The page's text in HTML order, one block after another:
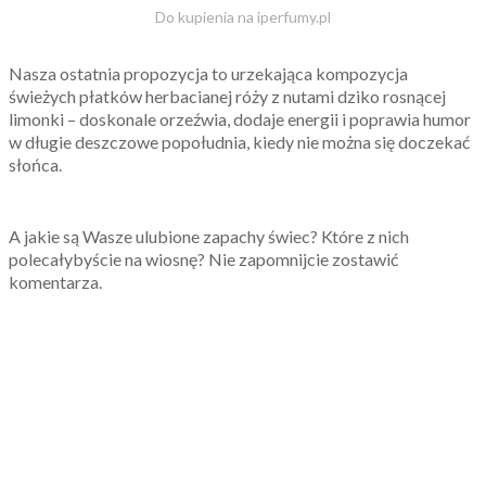
Do kupienia na iperfumy.pl
Nasza ostatnia propozycja to urzekająca kompozycja
świeżych płatków herbacianej róży z nutami dziko rosnącej
limonki – doskonale orzeźwia, dodaje energii i poprawia humor
w długie deszczowe popołudnia, kiedy nie można się doczekać
słońca.
A jakie są Wasze ulubione zapachy świec? Które z nich
polecałybyście na wiosnę? Nie zapomnijcie zostawić
komentarza.